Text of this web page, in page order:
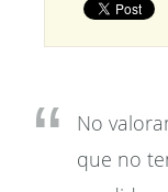
No
que no